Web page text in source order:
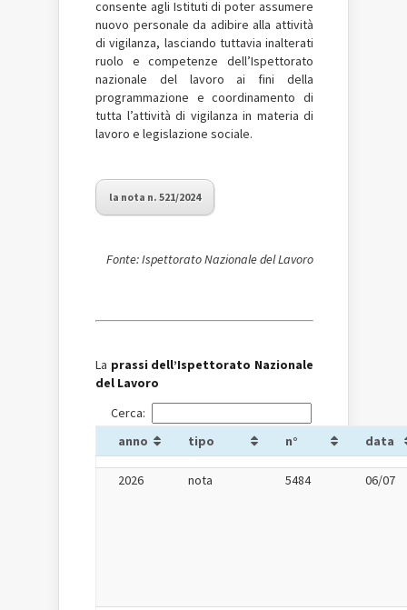
consente agli Istituti di poter assumere
nuovo personale da adibire alla attività
di vigilanza, lasciando tuttavia inalterati
ruolo e competenze dell’Ispettorato
nazionale del lavoro ai fini della
programmazione e coordinamento di
tutta l’attività di vigilanza in materia di
lavoro e legislazione sociale.
la nota n. 521/2024
Fonte: Ispettorato Nazionale del Lavoro
La prassi dell’Ispettorato Nazionale
del Lavoro
Cerca:
anno
tipo n° data
2026 nota 5484 06/07